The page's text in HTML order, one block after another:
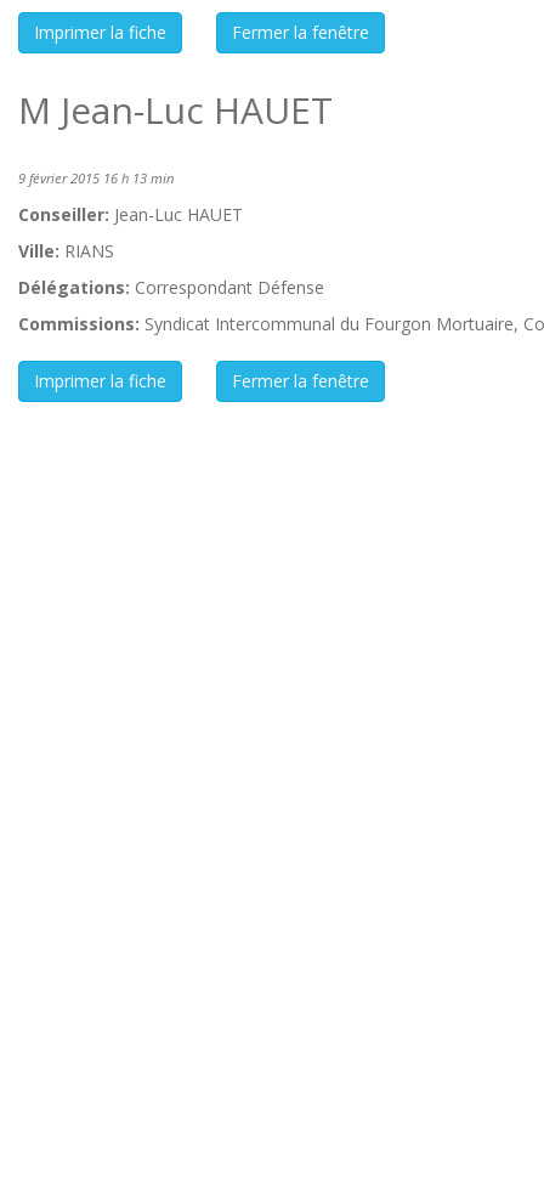
M Jean-Luc HAUET
9 février 2015 16 h 13 min
Conseiller: Jean-Luc HAUET
Ville: RIANS
Délégations: Correspondant Défense
Commissions: Syndicat Intercommunal du Fourgon Mortuaire,